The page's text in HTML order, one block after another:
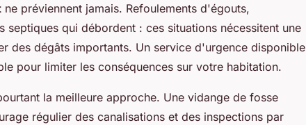
ne préviennent jamais. Refoulements d'égouts,
septiques qui débordent : ces situations nécessitent une
des dégâts importants. Un service d'urgence disponible
pour limiter les conséquences sur votre habitation.
la meilleure approche. Une vidange de fosse
régulier des canalisations et des inspections par